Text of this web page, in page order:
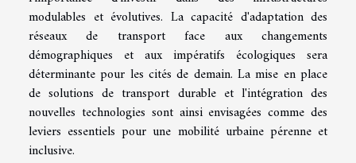
modulables et évolutives. La capacité d'adaptation des
réseaux de transport face aux changements
démographiques et aux impératifs écologiques sera
déterminante pour les cités de demain. La mise en place
de solutions de transport durable et l'intégration des
nouvelles technologies sont ainsi envisagées comme des
leviers essentiels pour une mobilité urbaine pérenne et
inclusive.